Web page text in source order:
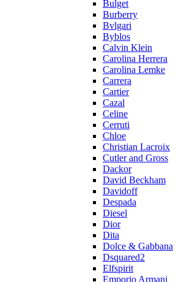
Bulget
Burberry
Bvlgari
Byblos
Calvin Klein
Carolina Herrera
Carolina Lemke
Carrera
Cartier
Cazal
Celine
Cerruti
Chloe
Christian Lacroix
Cutler and Gross
Dackor
David Beckham
Davidoff
Despada
Diesel
Dior
Dita
Dolce & Gabbana
Dsquared2
Elfspirit
Emporio Armani